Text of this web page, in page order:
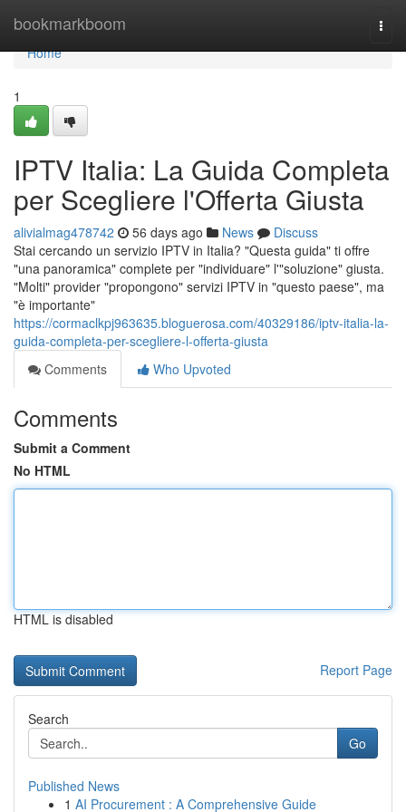
bookmarkboom
Home
Home
1
IPTV Italia: La Guida Completa
per Scegliere l'Offerta Giusta
alivialmag478742 56 days ago News
Discuss
Stai cercando un servizio IPTV in Italia? "Questa guida" ti offre
"una panoramica" complete per "individuare" l'"soluzione" giusta.
"Molti" provider "propongono" servizi IPTV in "questo paese", ma
"è importante"
https://cormaclkpj963635.bloguerosa.com/40329186/iptv-italia-la-
guida-completa-per-scegliere-l-offerta-giusta
Comments
Who Upvoted
Comments
Submit a Comment
No HTML
HTML is disabled
Report Page
Search
Go
Published News
1 AI Procurement : A Comprehensive Guide